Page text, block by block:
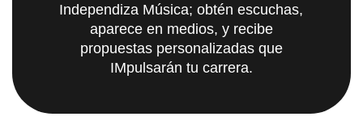
Independiza Música; obtén escuchas,
aparece en medios, y recibe
propuestas personalizadas que
IMpulsarán tu carrera.